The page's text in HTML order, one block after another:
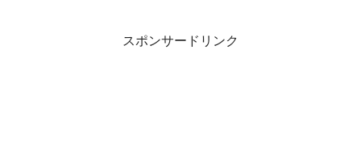
スポンサードリンク